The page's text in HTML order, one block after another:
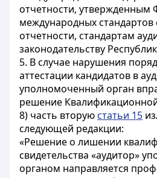
отчетности, утвержденным
международных
отчетности, стандартам
законодательству
5. В случае нарушения
аттестации кандидатов в
уполномоченный орган
решение
8) часть вторую статьи 15
следующей редакции:
«Решение о лишении
свидетельства «аудитор»
органом направляется